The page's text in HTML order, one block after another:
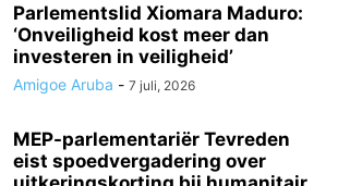
Parlementslid Xiomara Maduro:
‘Onveiligheid kost meer dan
investeren in veiligheid’
Amigoe Aruba - 7 juli, 2026
MEP-parlementariër Tevreden
eist spoedvergadering over